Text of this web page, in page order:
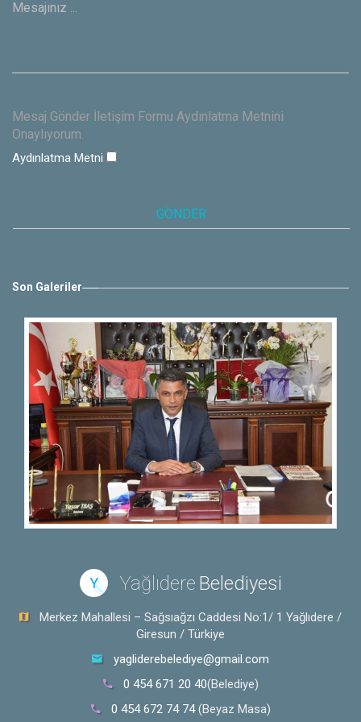
Mesaj Gönder İletişim Formu Aydınlatma Metnini
Onaylıyorum.
Aydınlatma Metni
Son Galeriler
Y Yağlıdere Belediyesi
Merkez Mahallesi – Sağsıağzı Caddesi No:1/ 1 Yağlıdere /
Giresun / Türkiye
yagliderebelediye@gmail.com
0 454 671 20 40(Belediye)
0 454 672 74 74(Beyaz Masa)